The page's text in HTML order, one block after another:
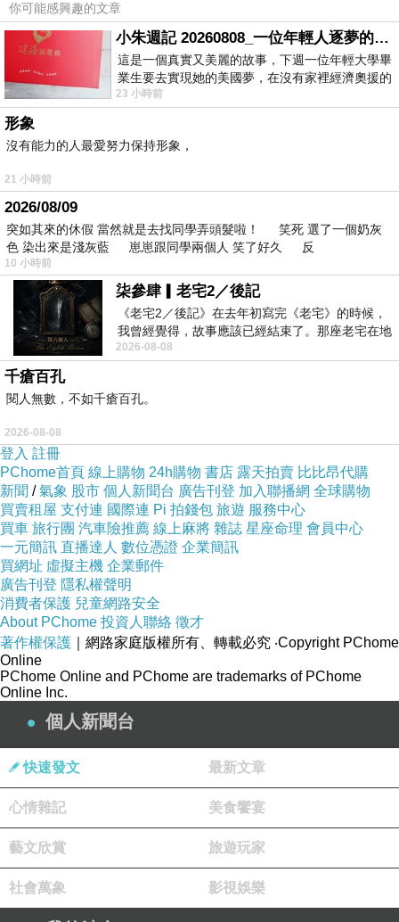
糕給Mozill（註4）祝賀Firefox 3上市成功，真是
黃鼠狼給雞拜年了。
------------
註1:根據微軟官方的說法，這只是例行性升級，
不叫放棄。
http://www.socgame.com.tw/viewdoc.php?
id=2615
註2:微軟的下載中心
http://www.microsoft.com/downloads/details.as
px?FamilyID=5b33b5a8-5e76-401f-be08-
1e1555d4f3d4&DisplayLang=zh-tw
註3:共同成為打破金氏世界記錄的一員
http://moztw.org/events/record2008/
註4:微軟自製的IE大蛋糕
http://www.flickr.com/photos/robceemoz/25879
12633/in/photostream/
你可能感興趣的文章
小朱週記 20260808_一位年輕人逐夢的真實故事
這是一個真實又美麗的故事，下週一位年輕大學畢
業生要去實現她的美國夢，在沒有家裡經濟奧援的
情況下，靠著自我努力工作累積出國基
23 小時前
形象
沒有能力的人最愛努力保持形象，
21 小時前
2026/08/09
突如其來的休假 當然就是去找同學弄頭髮啦！ 笑死 選了一個奶灰
色 染出來是淺灰藍 崽崽跟同學兩個人 笑了好久 反
10 小時前
柒參肆▎老宅2／後記
《老宅2／後記》在去年初寫完《老宅》的時候，
我曾經覺得，故事應該已經結束了。那座老宅在地
震中倒塌，七個人終於離開那片黑暗，
2026-08-08
千瘡百孔
閱人無數，不如千瘡百孔。
2026-08-08
登入 註冊
PChome首頁 線上購物 24h購物 書店 露天拍賣 比比昂代購
新聞 /氣象 股市 個人新聞台 廣告刊登 加入聯播網 全球購物
買賣租屋 支付連 國際連 Pi 拍錢包 旅遊 服務中心
買車 旅行團 汽車險推薦 線上麻將 雜誌 星座命理 會員中心
一元簡訊 直播達人 數位憑證 企業簡訊
買網址 虛擬主機 企業郵件
廣告刊登 隱私權聲明
消費者保護 兒童網路安全
About PChome 投資人聯絡 徵才
著作權保護 ｜網路家庭版權所有、轉載必究 ‧Copyright PChome
Online
PChome Online and PChome are trademarks of PChome
Online Inc.
個人新聞台
快速發文 最新文章
心情雜記 美食饗宴
藝文欣賞 旅遊玩家
社會萬象 影視娛樂